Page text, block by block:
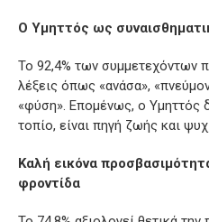
Ο Υμηττός ως
Το 92,4% των συμμετεχόντων
λέξεις όπως «ανάσα»,
«φύση». Επομένως, ο Υμηττός
τοπίο, είναι πηγή ζωής και
Καλή εικόνα
φροντίδα